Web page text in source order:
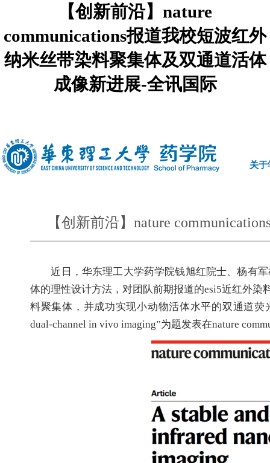
【创新前沿】nature
communications报道我校短波红外
纳米丝带染料聚集体及双通道活体
成像新进展-全讯国际
关于
【创新前沿】nature
近日，华东理工大学药学院钱旭红院士、杨有军
体的理性设计方法，对团队前期报道的esi5近红外
料聚集体，并成功实现小动物活体水平的双通道荧
dual-channel in vivo imaging”为题发表在nature